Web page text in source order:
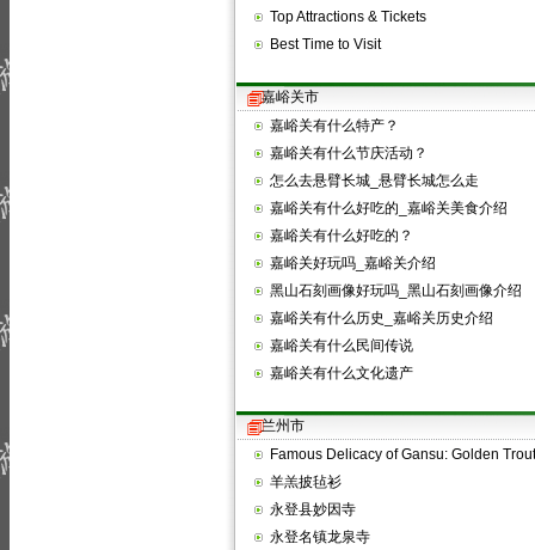
Top Attractions & Tickets
Best Time to Visit
嘉峪关市
嘉峪关有什么特产？
嘉峪关有什么节庆活动？
怎么去悬臂长城_悬臂长城怎么走
嘉峪关有什么好吃的_嘉峪关美食介绍
嘉峪关有什么好吃的？
嘉峪关好玩吗_嘉峪关介绍
黑山石刻画像好玩吗_黑山石刻画像介绍
嘉峪关有什么历史_嘉峪关历史介绍
嘉峪关有什么民间传说
嘉峪关有什么文化遗产
兰州市
Famous Delicacy of Gansu: Golden
羊羔披毡衫
永登县妙因寺
永登名镇龙泉寺